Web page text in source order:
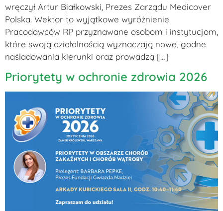
wręczył Artur Białkowski, Prezes Zarządu Medicover
Polska. Wektor to wyjątkowe wyróżnienie
Pracodawców RP przyznawane osobom i instytucjom,
które swoją działalnością wyznaczają nowe, godne
naśladowania kierunki oraz prowadzą […]
Priorytety w ochronie zdrowia 2026